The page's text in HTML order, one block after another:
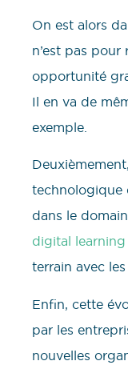
On est alors
n’est pas pour
opportunité
Il en va de
exemple.
technologique
dans le
digital learning
terrain avec
Enfin, cette
par les
nouvelles